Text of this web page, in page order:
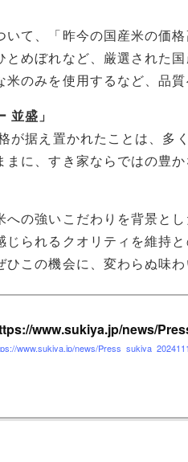
て、「昨今の国産米の価
とめぼれなど、厳選された
のみを使用するなど、品
並盛」
が据え置かれたことは、多
に、すき家ならではの豊
の強いこだわりを背景と
じられるクオリティを維持
この機会に、変わらぬ味わ
www.sukiya.jp/news/
www.sukiya.jp/news/